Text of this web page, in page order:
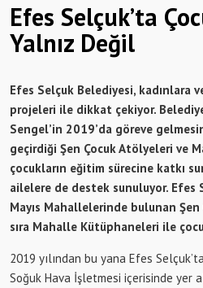
Efes Selçuk’ta
Yalnız Değil
Efes Selçuk Belediyesi, kadınlara
projeleri ile dikkat çekiyor.
Sengel’in 2019’da göreve
geçirdiği Şen Çocuk Atölyeleri ve
çocukların eğitim sürecine katkı
ailelere de destek sunuluyor. Efes
Mayıs Mahallelerinde bulunan Şen
sıra Mahalle Kütüphaneleri ile
2019 yılından bu yana Efes
Soğuk Hava İşletmesi içerisinde yer